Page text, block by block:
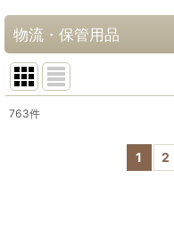
物流・保管用品
763件
1 2